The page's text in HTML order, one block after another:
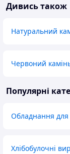
Дивись також
Натуральний
Червоний
Популярні
Обладнання
Хлібобулочні